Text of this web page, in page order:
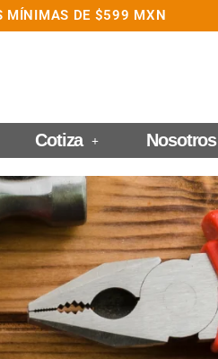
MÍNIMAS DE $599 MXN
Cotiza Nosotros